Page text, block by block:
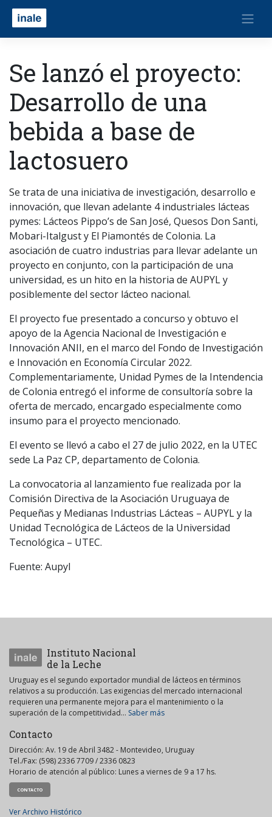
Se lanzó el proyecto:
Desarrollo de una
bebida a base de
lactosuero
Se trata de una iniciativa de investigación, desarrollo e
innovación, que llevan adelante 4 industriales lácteas
pymes: Lácteos Pippo’s de San José, Quesos Don Santi,
Mobari-Italgust y El Piamontés de Colonia. La
asociación de cuatro industrias para llevar adelante un
proyecto en conjunto, con la participación de una
universidad, es un hito en la historia de AUPYL y
posiblemente del sector lácteo nacional.
El proyecto fue presentado a concurso y obtuvo el
apoyo de la Agencia Nacional de Investigación e
Innovación ANII, en el marco del Fondo de Investigación
e Innovación en Economía Circular 2022.
Complementariamente, Unidad Pymes de la Intendencia
de Colonia entregó el informe de consultoría sobre la
oferta de mercado, encargado especialmente como
insumo para el proyecto mencionado.
El evento se llevó a cabo el 27 de julio 2022, en la UTEC
sede La Paz CP, departamento de Colonia.
La convocatoria al lanzamiento fue realizada por la
Comisión Directiva de la Asociación Uruguaya de
Pequeñas y Medianas Industrias Lácteas – AUPYL y la
Unidad Tecnológica de Lácteos de la Universidad
Tecnológica – UTEC.
Fuente: Aupyl
Instituto Nacional
de la Leche
Uruguay es el segundo exportador mundial de lácteos en términos
relativos a su producción. Las exigencias del mercado internacional
requieren una permanente mejora para el mantenimiento o la
superación de la competitividad... Saber más
Contacto
Dirección: Av. 19 de Abril 3482 - Montevideo, Uruguay
Tel./Fax: (598) 2336 7709 / 2336 0823
Horario de atención al público: Lunes a viernes de 9 a 17 hs.
CONTACTO
Ver Archivo Histórico